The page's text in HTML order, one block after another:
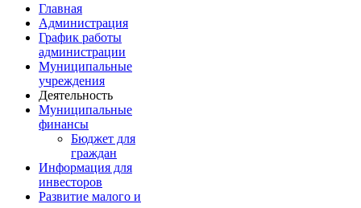
Главная
Администрация
График работы
администрации
Муниципальные
учреждения
Деятельность
Муниципальные
финансы
Бюджет для
граждан
Информация для
инвесторов
Развитие малого и